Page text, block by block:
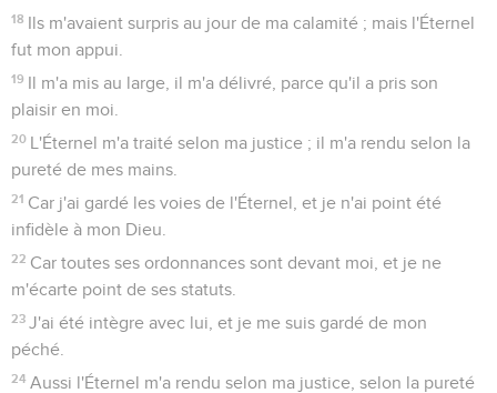
18 Ils m'avaient surpris au jour de ma calamité ; mais l'Éternel
fut mon appui.
19 Il m'a mis au large, il m'a délivré, parce qu'il a pris son
plaisir en moi.
20 L'Éternel m'a traité selon ma justice ; il m'a rendu selon la
pureté de mes mains.
21 Car j'ai gardé les voies de l'Éternel, et je n'ai point été
infidèle à mon Dieu.
22 Car toutes ses ordonnances sont devant moi, et je ne
m'écarte point de ses statuts.
23 J'ai été intègre avec lui, et je me suis gardé de mon
péché.
24 Aussi l'Éternel m'a rendu selon ma justice, selon la pureté